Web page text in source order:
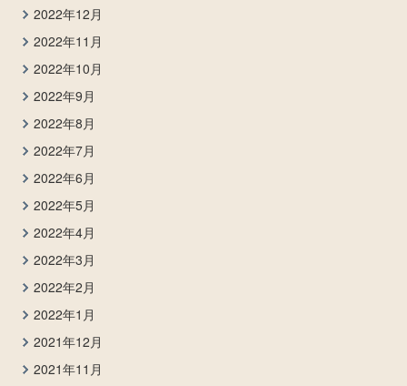
2022年12月
2022年11月
2022年10月
2022年9月
2022年8月
2022年7月
2022年6月
2022年5月
2022年4月
2022年3月
2022年2月
2022年1月
2021年12月
2021年11月